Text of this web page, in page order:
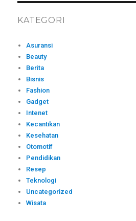
KATEGORI
Asuransi
Beauty
Berita
Bisnis
Fashion
Gadget
Intenet
Kecantikan
Kesehatan
Otomotif
Pendidikan
Resep
Teknologi
Uncategorized
Wisata